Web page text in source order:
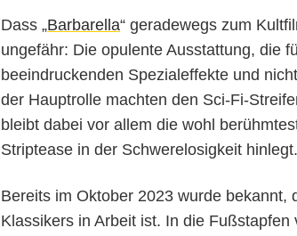
Dass „Barbarella“ geradewegs zum
ungefähr: Die opulente Ausstattung, die
beeindruckenden Spezialeffekte und
der Hauptrolle machten den Sci-Fi-
bleibt dabei vor allem die wohl
Striptease in der Schwerelosigkeit hinlegt.
Bereits im Oktober 2023 wurde bekannt,
Klassikers in Arbeit ist. In die Fußstapfen